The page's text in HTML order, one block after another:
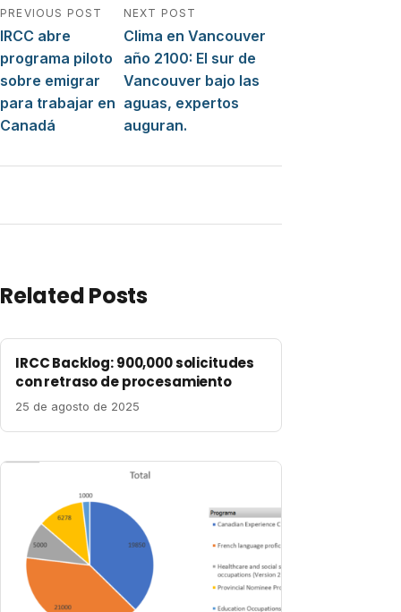
Navegación de entradas
PREVIOUS POST
IRCC abre
programa piloto
sobre emigrar
para trabajar en
Canadá
NEXT POST
Clima en Vancouver
año 2100: El sur de
Vancouver bajo las
aguas, expertos
auguran.
Related Posts
IRCC Backlog: 900,000 solicitudes
con retraso de procesamiento
25 de agosto de 2025